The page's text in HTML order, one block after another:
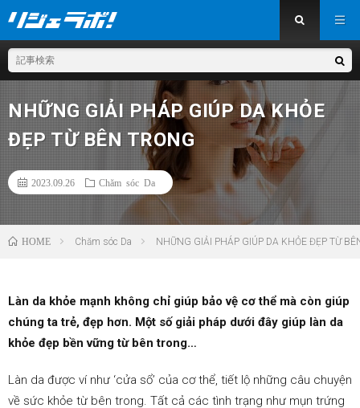
NHỮNG GIẢI PHÁP GIÚP DA KHỎE
ĐẸP TỪ BÊN TRONG
2023.09.26 Chăm sóc Da
HOME Chăm sóc Da NHỮNG GIẢI PHÁP GIÚP DA KHỎE ĐẸP TỪ
Làn da khỏe mạnh không chỉ giúp bảo vệ cơ thể mà còn giúp
chúng ta trẻ, đẹp hơn. Một số giải pháp dưới đây giúp làn da
khỏe đẹp bền vững từ bên trong…
Làn da được ví như ‘cửa sổ’ của cơ thể, tiết lộ những câu chuyện
về sức khỏe từ bên trong. Tất cả các tình trạng như mụn trứng